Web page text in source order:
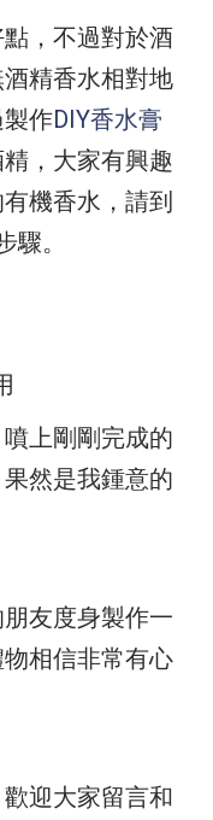
， 不過對於酒
精香水相對地
作DIY香水膏
，大家有興趣
機香水，請到
驟。
噴上剛剛完成的
然是我鍾意的
友度身製作一
相信非常有心
歡迎大家留言和